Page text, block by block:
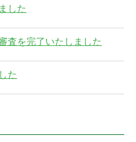
した
査を完了いたしました
た